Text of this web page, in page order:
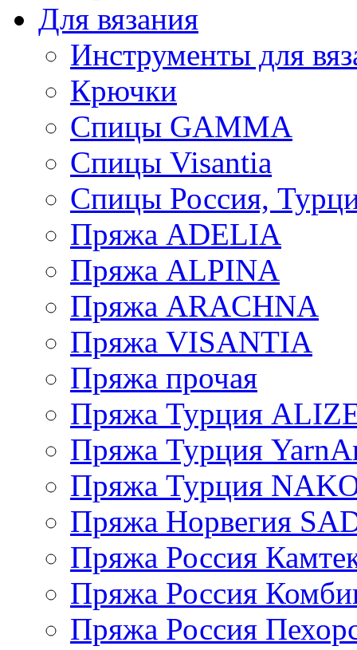
Для вязания
Инструменты для
Крючки
Спицы GAMMA
Спицы Visantia
Спицы Россия,
Пряжа ADELIA
Пряжа ALPINA
Пряжа ARACHNA
Пряжа VISANTIA
Пряжа прочая
Пряжа Турция
Пряжа Турция
Пряжа Турция
Пряжа Норвегия
Пряжа Россия
Пряжа Россия
Пряжа Россия